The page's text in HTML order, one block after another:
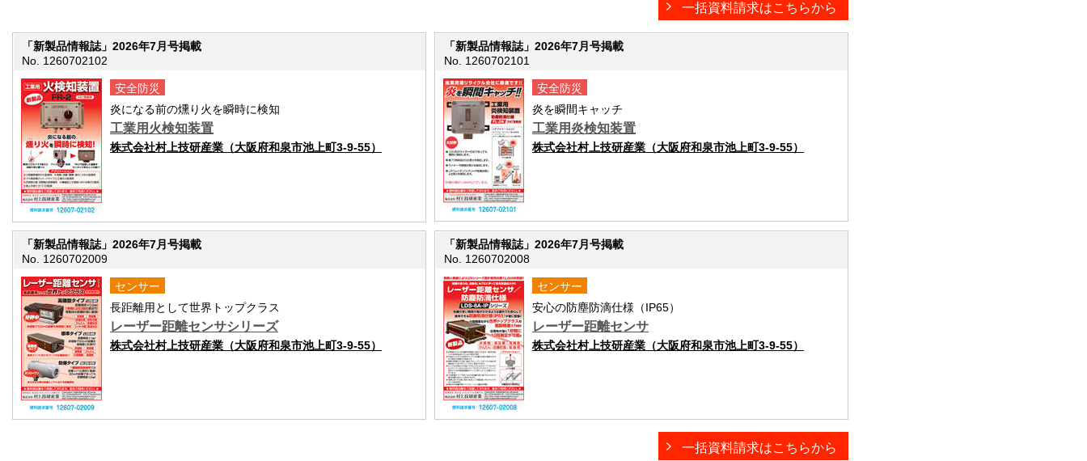
一括資料請求はこちらから
「新製品情報誌」2026年7月号掲載
No. 1260702102
安全防災
炎になる前の燻り火を瞬時に検知
工業用火検知装置
株式会社村上技研産業（大阪府和泉市池上町3-9-55）
「新製品情報誌」2026年7月号掲載
No. 1260702101
安全防災
炎を瞬間キャッチ
工業用炎検知装置
株式会社村上技研産業（大阪府和泉市池上町3-9-55）
「新製品情報誌」2026年7月号掲載
No. 1260702009
センサー
長距離用として世界トップクラス
レーザー距離センサシリーズ
株式会社村上技研産業（大阪府和泉市池上町3-9-55）
「新製品情報誌」2026年7月号掲載
No. 1260702008
センサー
安心の防塵防滴仕様（IP65）
レーザー距離センサ
株式会社村上技研産業（大阪府和泉市池上町3-9-55）
一括資料請求はこちらから